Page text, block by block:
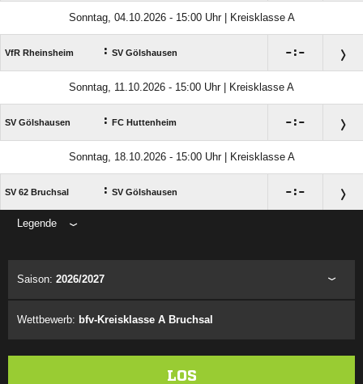
Sonntag, 04.10.2026 - 15:00 Uhr | Kreisklasse A
VfR Rheinsheim : SV Gölshausen :
Sonntag, 11.10.2026 - 15:00 Uhr | Kreisklasse A
SV Gölshausen : FC Huttenheim :
Sonntag, 18.10.2026 - 15:00 Uhr | Kreisklasse A
SV 62 Bruchsal : SV Gölshausen :
Legende
Saison: 2026/2027
Wettbewerb: bfv-Kreisklasse A Bruchsal
LOS